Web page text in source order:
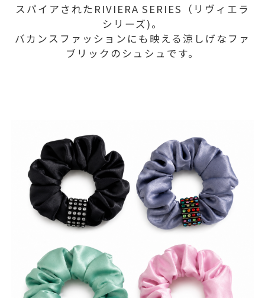
スパイアされたRIVIERA SERIES（リヴィエラ
シリーズ)。
バカンスファッションにも映える涼しげなファ
ブリックのシュシュです。